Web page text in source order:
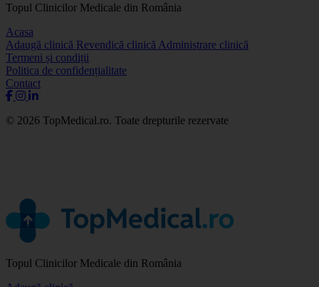
Topul Clinicilor Medicale din România
Acasa
Adaugă clinică Revendică clinică Administrare clinică
Termeni și condiții
Politica de confidențialitate
Contact
© 2026 TopMedical.ro. Toate drepturile rezervate
Topul Clinicilor Medicale din România